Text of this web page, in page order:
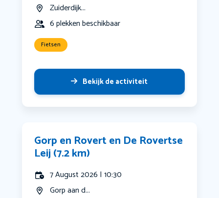
Zuiderdijk...
6 plekken beschikbaar
Fietsen
Bekijk de activiteit
Gorp en Rovert en De Rovertse
Leij (7.2 km)
7 August 2026 | 10:30
Gorp aan d...